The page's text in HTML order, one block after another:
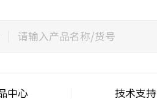
中心 技术支持